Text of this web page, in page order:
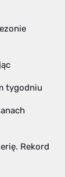
tygodniu
Rekord